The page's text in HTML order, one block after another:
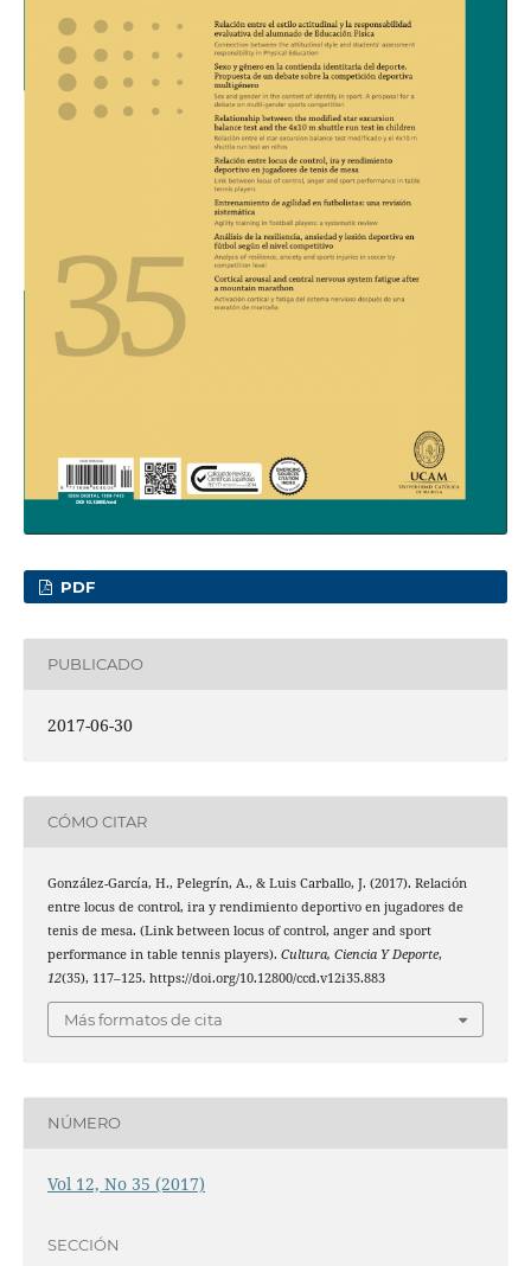
PDF
PUBLICADO
2017-06-30
CÓMO CITAR
González-García, H., Pelegrín, A., & Luis Carballo, J. (2017). Relación
entre locus de control, ira y rendimiento deportivo en jugadores de
tenis de mesa. (Link between locus of control, anger and sport
performance in table tennis players). Cultura, Ciencia Y Deporte,
12(35), 117–125. https://doi.org/10.12800/ccd.v12i35.883
Más formatos de cita
NÚMERO
Vol 12, No 35 (2017)
SECCIÓN